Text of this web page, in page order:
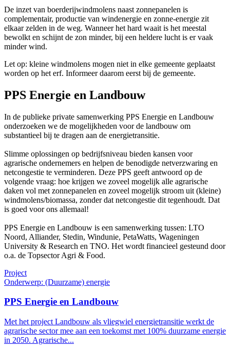
De inzet van boerderijwindmolens naast zonnepanelen is
complementair, productie van windenergie en zonne-energie zit
elkaar zelden in de weg. Wanneer het hard waait is het meestal
bewolkt en schijnt de zon minder, bij een heldere lucht is er vaak
minder wind.
Let op: kleine windmolens mogen niet in elke gemeente geplaatst
worden op het erf. Informeer daarom eerst bij de gemeente.
PPS Energie en Landbouw
In de publieke private samenwerking PPS Energie en Landbouw
onderzoeken we de mogelijkheden voor de landbouw om
substantieel bij te dragen aan de energietransitie.
Slimme oplossingen op bedrijfsniveau bieden kansen voor
agrarische ondernemers en helpen de benodigde netverzwaring en
netcongestie te verminderen. Deze PPS geeft antwoord op de
volgende vraag: hoe krijgen we zoveel mogelijk alle agrarische
daken vol met zonnepanelen en zoveel mogelijk stroom uit (kleine)
windmolens/biomassa, zonder dat netcongestie dit tegenhoudt. Dat
is goed voor ons allemaal!
PPS Energie en Landbouw is een samenwerking tussen: LTO
Noord, Alliander, Stedin, Windunie, PetaWatts, Wageningen
University & Research en TNO. Het wordt financieel gesteund door
o.a. de Topsector Agri & Food.
Project
Onderwerp: (Duurzame) energie
PPS Energie en Landbouw
Met het project Landbouw als vliegwiel energietransitie werkt de
agrarische sector mee aan een toekomst met 100% duurzame energie
in 2050. Agrarische...